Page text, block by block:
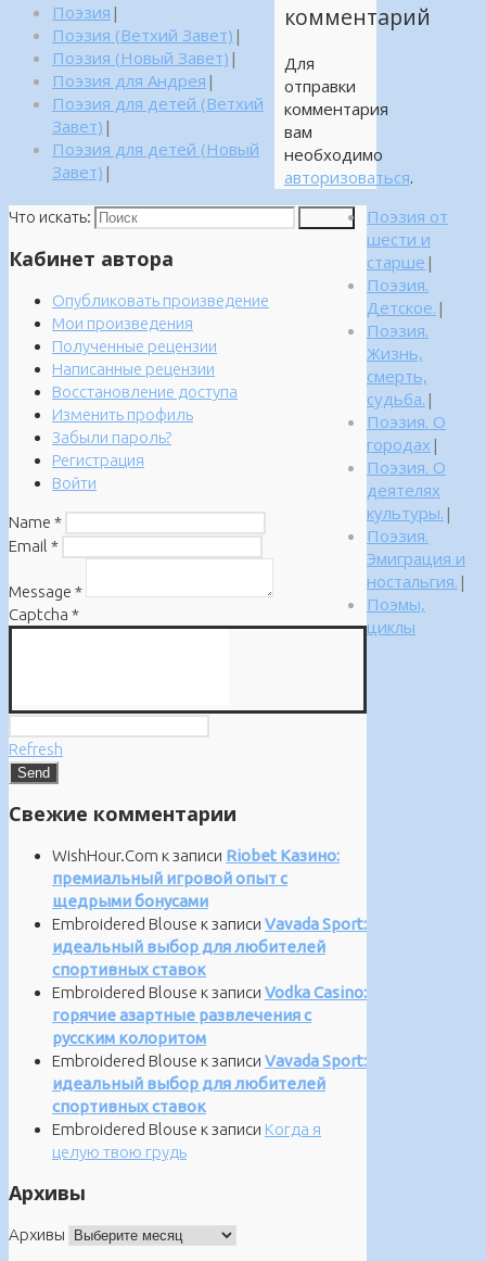
комментарий
Для
отправки
комментария
вам
необходимо
авторизоваться.
Что искать:
Кабинет автора
Опубликовать произведение
Мои произведения
Полученные рецензии
Написанные рецензии
Восстановление доступа
Изменить профиль
Забыли пароль?
Регистрация
Войти
Name *
Email *
Message *
Captcha *
Refresh
Свежие комментарии
WishHour.Com к записи Riobet Казино:
премиальный игровой опыт с
щедрыми бонусами
Embroidered Blouse к записи Vavada Sport:
идеальный выбор для любителей
спортивных ставок
Embroidered Blouse к записи Vodka Casino:
горячие азартные развлечения с
русским колоритом
Embroidered Blouse к записи Vavada Sport:
идеальный выбор для любителей
спортивных ставок
Embroidered Blouse к записи Когда я
целую твою грудь
Архивы
Архивы
Поэзия |
Поэзия (Ветхий Завет) |
Поэзия (Новый Завет) |
Поэзия для Андрея |
Поэзия для детей (Ветхий
Завет) |
Поэзия для детей (Новый
Завет) |
Поэзия от
шести и
старше |
Поэзия.
Детское. |
Поэзия.
Жизнь,
смерть,
судьба. |
Поэзия. О
городах |
Поэзия. О
деятелях
культуры. |
Поэзия.
Эмиграция и
ностальгия. |
Поэмы,
циклы